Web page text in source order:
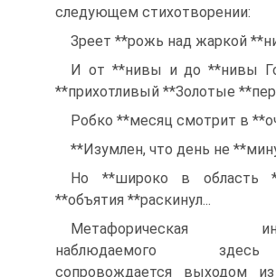
следующем стихотворении:
Зреет **рожь над жаркой
И от **нивы и до **нивы
**прихотливый **Золотые
Робко **месяц смотрит в
**Изумлен, что день не
Но **широко в область
**объятия **раскинул...
Метафорическая
наблюдаемого
сопровождается выходом из